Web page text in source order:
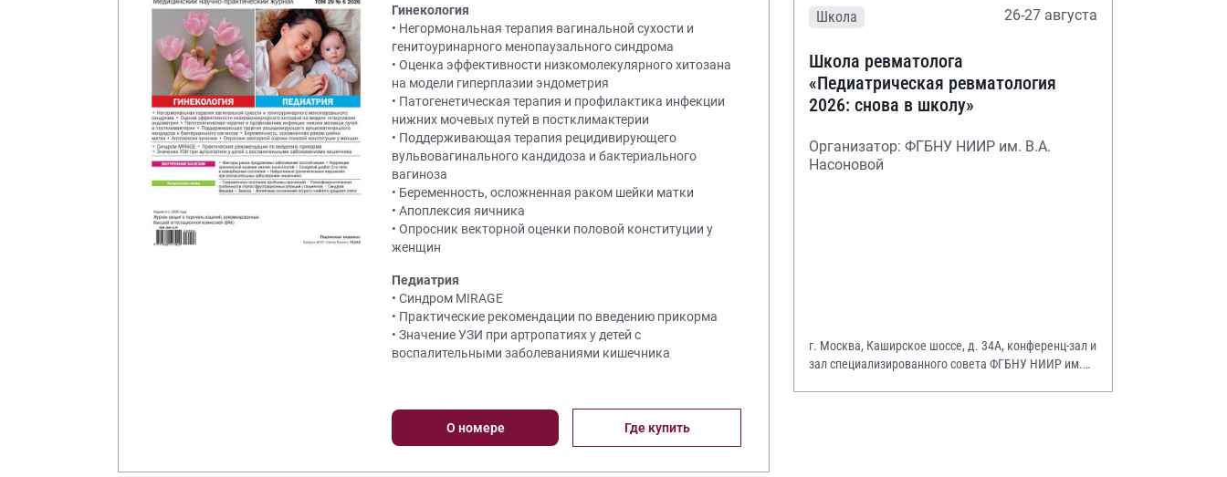
Гинекология
• Негормональная терапия вагинальной сухости и
генитоуринарного менопаузального синдрома
• Оценка эффективности низкомолекулярного хитозана
на модели гиперплазии эндометрия
• Патогенетическая терапия и профилактика инфекции
нижних мочевых путей в постклимактерии
• Поддерживающая терапия рецидивирующего
вульвовагинального кандидоза и бактериального
вагиноза
• Беременность, осложненная раком шейки матки
• Апоплексия яичника
• Опросник векторной оценки половой конституции у
женщин
Педиатрия
• Синдром MIRAGE
• Практические рекомендации по введению прикорма
• Значение УЗИ при артропатиях у детей с
воспалительными заболеваниями кишечника
О номере Где купить
Школа 26-27 августа
Школа ревматолога
«Педиатрическая ревматология
2026: снова в школу»
Организатор: ФГБНУ НИИР им. В.А.
Насоновой
г. Москва, Каширское шоссе, д. 34А, конференц-зал и
зал специализированного совета ФГБНУ НИИР им.